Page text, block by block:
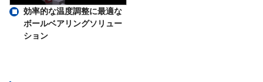
効率的な温度調整に最適な
ボールベアリングソリュー
ション